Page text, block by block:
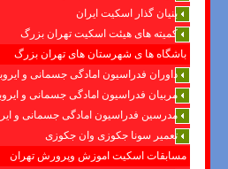
بنیان گذار اسکیت ایران
کمیته های هیئت اسکیت تهران بزرگ
باشگاه ها ی شهرستان های تهران بزرگ
داوران فدراسیون امادگی جسمانی و
مربیان فدراسیون امادگی جسمانی و
مدرسین فدراسیون امادگی جسمانی و
تعمیر سونا جکوزی وان جکوزی
مسابقات اسکیت اموزش وپرورش تهران